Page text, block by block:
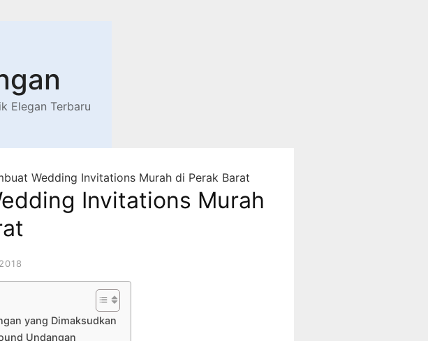
Elegan Terbaru
Wedding Invitations Murah di Perak Barat
Invitations Murah
yang Dimaksudkan
Undangan